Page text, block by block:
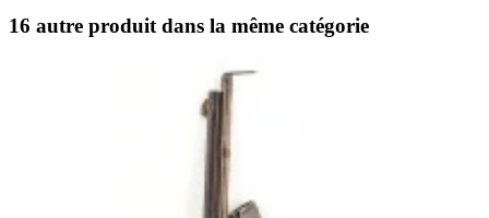
16 autre produit dans la même catégorie